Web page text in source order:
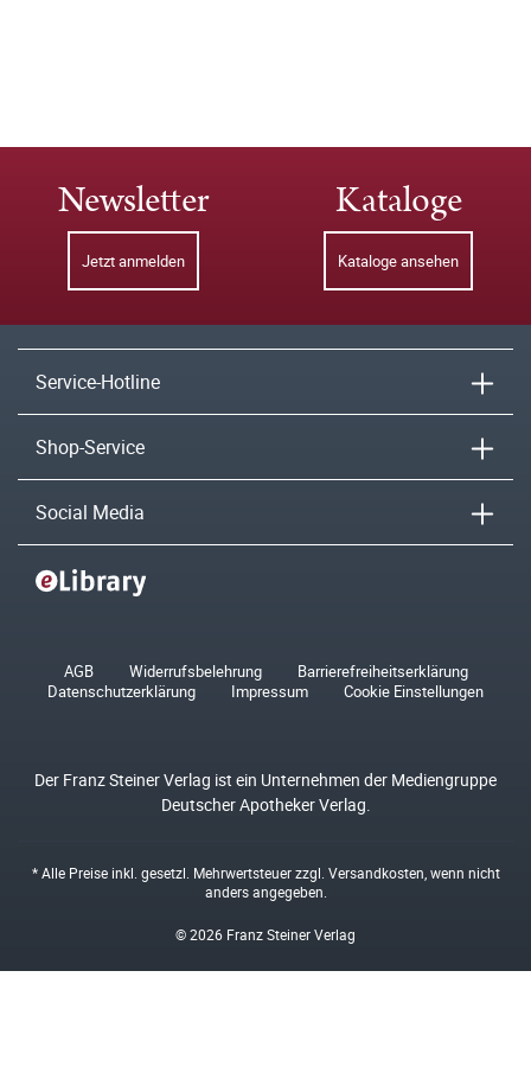
Newsletter
Jetzt anmelden
Kataloge
Kataloge ansehen
Service-Hotline
Shop-Service
Social Media
AGB Widerrufsbelehrung
Barrierefreiheitserklärung
Datenschutzerklärung
Impressum Cookie Einstellungen
Der Franz Steiner Verlag ist ein Unternehmen der Mediengruppe
Deutscher Apotheker Verlag.
* Alle Preise inkl. gesetzl. Mehrwertsteuer zzgl. Versandkosten , wenn nicht
anders angegeben.
© 2026 Franz Steiner Verlag